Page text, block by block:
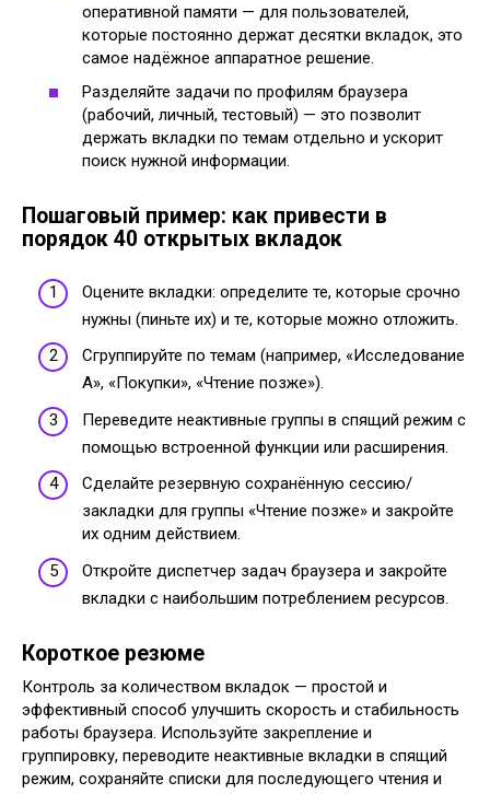
оперативной памяти — для пользователей,
которые постоянно держат десятки вкладок, это
самое надёжное аппаратное решение.
Разделяйте задачи по профилям браузера
(рабочий, личный, тестовый) — это позволит
держать вкладки по темам отдельно и ускорит
поиск нужной информации.
Пошаговый пример: как привести в
порядок 40 открытых вкладок
Оцените вкладки: определите те, которые срочно
нужны (пиньте их) и те, которые можно отложить.
Сгруппируйте по темам (например, «Исследование
A», «Покупки», «Чтение позже»).
Переведите неактивные группы в спящий режим с
помощью встроенной функции или расширения.
Сделайте резервную сохранённую сессию/
закладки для группы «Чтение позже» и закройте
их одним действием.
Откройте диспетчер задач браузера и закройте
вкладки с наибольшим потреблением ресурсов.
Короткое резюме
Контроль за количеством вкладок — простой и
эффективный способ улучшить скорость и стабильность
работы браузера. Используйте закрепление и
группировку, переводите неактивные вкладки в спящий
режим, сохраняйте списки для последующего чтения и